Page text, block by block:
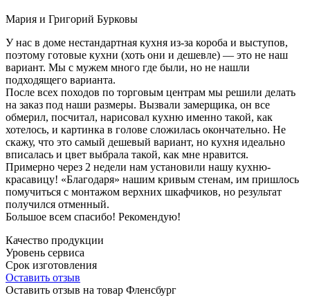
Мария и Григорий Бурковы
У нас в доме нестандартная кухня из-за короба и выступов,
поэтому готовые кухни (хоть они и дешевле) — это не наш
вариант. Мы с мужем много где были, но не нашли
подходящего варианта.
После всех походов по торговым центрам мы решили делать
на заказ под наши размеры. Вызвали замерщика, он все
обмерил, посчитал, нарисовал кухню именно такой, как
хотелось, и картинка в голове сложилась окончательно. Не
скажу, что это самый дешевый вариант, но кухня идеально
вписалась и цвет выбрала такой, как мне нравится.
Примерно через 2 недели нам установили нашу кухню-
красавицу! «Благодаря» нашим кривым стенам, им пришлось
помучиться с монтажом верхних шкафчиков, но результат
получился отменный.
Большое всем спасибо! Рекомендую!
Качество продукции
Уровень сервиса
Срок изготовления
Оставить отзыв
Оставить отзыв на товар Фленсбург